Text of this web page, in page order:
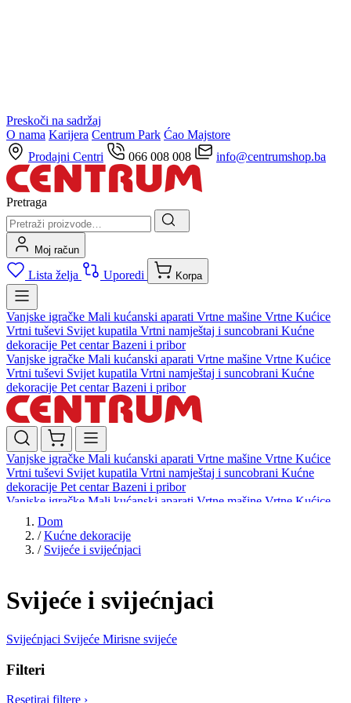
Preskoči na sadržaj
O nama Karijera Centrum Park Ćao Majstore
Prodajni Centri
066 008 008 info@centrumshop.ba
Pretraga
Moj račun
Lista želja Uporedi Korpa
Vanjske igračke Mali kućanski aparati Vrtne mašine Vrtne Kućice
Vrtni tuševi Svijet kupatila Vrtni namještaj i suncobrani Kućne
dekoracije Pet centarBazeni i pribor
Vanjske igračke Mali kućanski aparati Vrtne mašine Vrtne Kućice
Vrtni tuševi Svijet kupatila Vrtni namještaj i suncobrani Kućne
dekoracije Pet centarBazeni i pribor
Vanjske igračke Mali kućanski aparati Vrtne mašine Vrtne Kućice
Vrtni tuševi Svijet kupatila Vrtni namještaj i suncobrani Kućne
dekoracije Pet centarBazeni i pribor
Vanjske igračke Mali kućanski aparati Vrtne mašine Vrtne Kućice
Vrtni tuševi
dekoracijePet centar Bazeni i pribor
Dom
/ Kućne dekoracije
/ Svijeće i svijećnjaci
Svijeće i svijećnjaci
Svijećnjaci Svijeće Mirisne svijeće
Filteri
Resetiraj filtere ›